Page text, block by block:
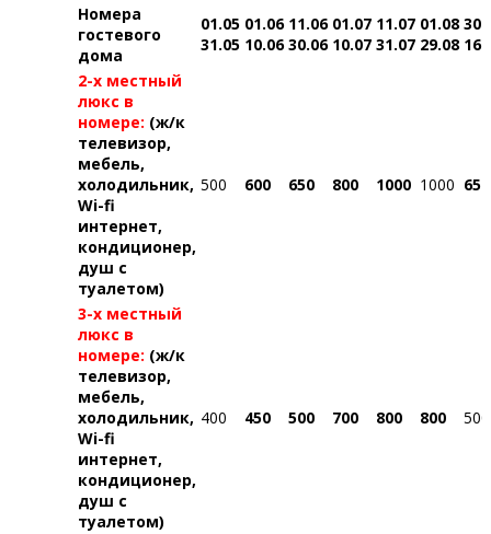
Номера
гостевого
дома
01.05
31.05
01.06
10.06
11.06
30.06
01.07
10.07
11.07
31.07
01.08
29.08
2-х местный
люкс в
номере: (ж/к
телевизор,
мебель,
холодильник,
Wi-fi
интернет,
кондиционер,
душ с
туалетом)
500 600 650 800 1000 1000 650
3-х местный
люкс в
номере: (ж/к
телевизор,
мебель,
холодильник,
Wi-fi
интернет,
кондиционер,
душ с
туалетом)
400 450 500 700 800 800 500